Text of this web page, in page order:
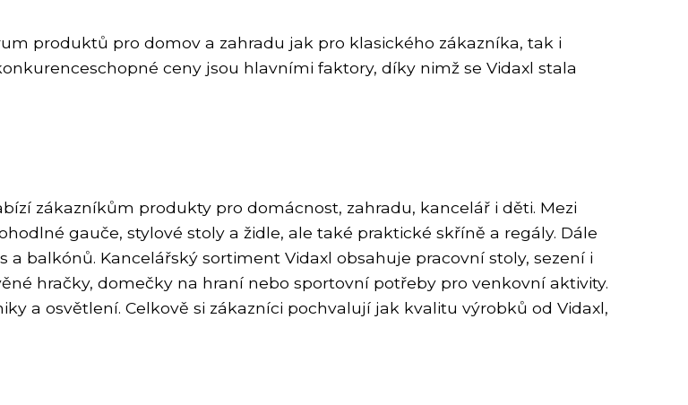
produktů pro domov a zahradu jak pro klasického zákazníka, tak i
ceny jsou hlavními faktory, díky nimž se Vidaxl stala
zákazníkům produkty pro domácnost, zahradu, kancelář i děti. Mezi
gauče, stylové stoly a židle, ale také praktické skříně a regály. Dále
balkónů. Kancelářský sortiment Vidaxl obsahuje pracovní stoly, sezení i
hračky, domečky na hraní nebo sportovní potřeby pro venkovní aktivity.
a osvětlení. Celkově si zákazníci pochvalují jak kvalitu výrobků od Vidaxl,